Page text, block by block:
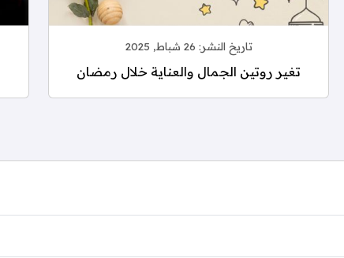
تاريخ النشر: 26 شباط, 2025
تغير روتين الجمال والعناية خلال رمضان